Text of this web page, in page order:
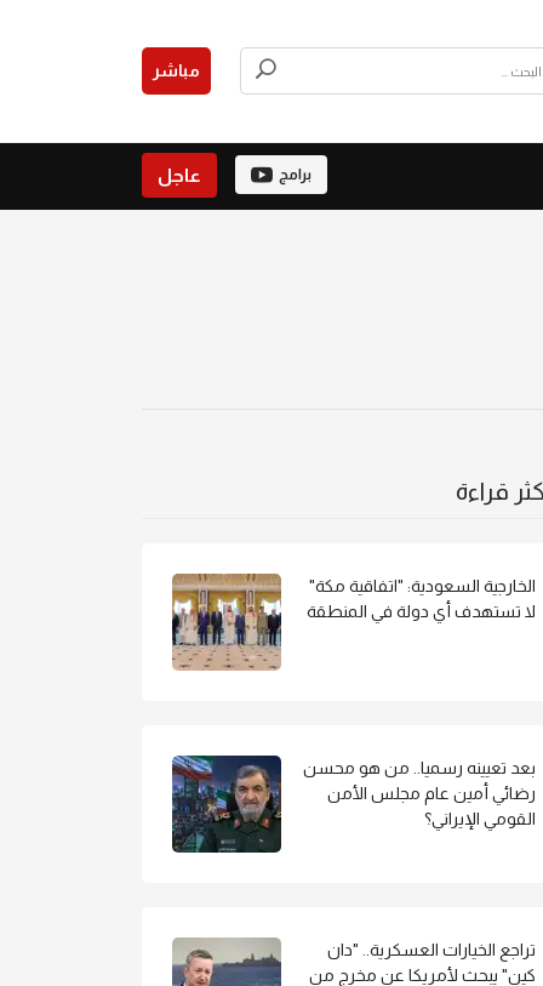
مباشر
برامج عاجل
قراءة
الخارجية السعودية: "اتفاقية مكة"
لا تستهدف أي دولة في المنطقة
بعد تعيينه رسميا.. من هو محسن
رضائي أمين عام مجلس الأمن
القومي الإيراني؟
تراجع الخيارات العسكرية.. "دان
كين" يبحث لأمريكا عن مخرج من